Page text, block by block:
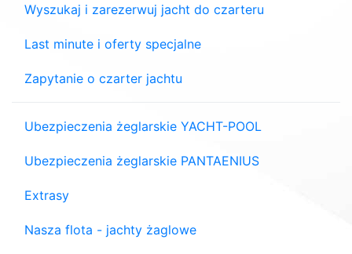
Wyszukaj i zarezerwuj jacht do czarteru
Last minute i oferty specjalne
Zapytanie o czarter jachtu
Ubezpieczenia żeglarskie YACHT-POOL
Ubezpieczenia żeglarskie PANTAENIUS
Extrasy
Nasza flota - jachty żaglowe